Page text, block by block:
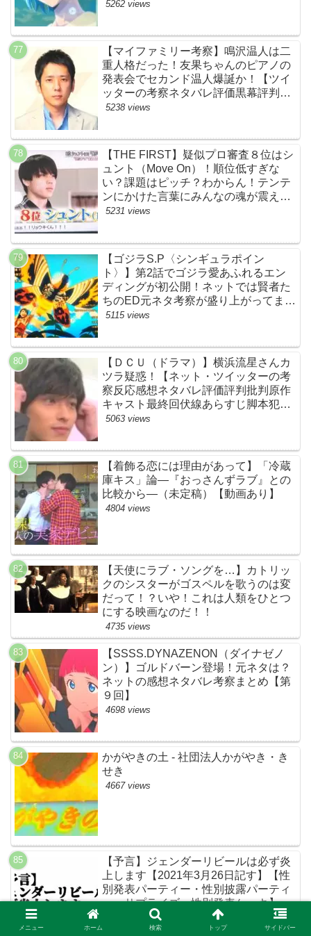
5262 views
【マイファミリー考察】鳴沢温人は二
重人格だった！友果ちゃんのピアノの
発表会でセカンド温人爆誕か！【ツイ
ッターの考察ネタバレ評価黒幕評判感
想批判原作犯人キャスト脚本あらすじ
5238 views
【THE FIRST】疑似プロ審査８位はシ
ュント（Move On）！順位低すぎな
い？課題はピッチ？わからん！テンテ
ンにかけた言葉にみんなの魂が震えて
ます…【ザファースト・ネットのネタ
5231 views
【ゴジラS.P〈シンギュラポイン
ト〉】第2話でゴジラ愛あふれるエン
ディングが初公開！ネットでは賢者た
ちのED元ネタ考察が盛り上がってま
す！モスラやメカゴジラ（機龍）も登
5115 views
【ＤＣＵ（ドラマ）】横浜流星さんカ
ツラ疑惑！【ネット・ツイッターの考
察反応感想ネタバレ評価評判批判原作
キャスト最終回伏線あらすじ脚本犯人
黒幕まとめ・着飾る恋には理由があっ
5063 views
【着飾る恋には理由があって】「冷蔵
庫キス」論―『おっさんずラブ』との
比較から―（未定稿）【動画あり】
4804 views
【天使にラブ・ソングを…】カトリッ
クのシスターがゴスペルを歌うのは変
だって！？いや！これは人類をひとつ
にする映画なのだ！！
4735 views
【SSSS.DYNAZENON（ダイナゼノ
ン）】ゴルドバーン登場！元ネタは？
ネットの感想ネタバレ考察まとめ【第
９回】
4698 views
かがやきの土 - 社団法人かがやき・き
せき
4667 views
【予言】ジェンダーリビールは必ず炎
上します【2021年3月26日記す】【性
別発表パーティー・性別披露パーティ
ー・サプライズ・性別発表ケーキ】
4665 views
メニュー ホーム 検索 トップ サイドバー